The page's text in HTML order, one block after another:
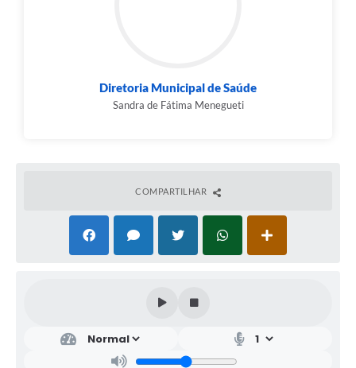
Diretoria Municipal de Saúde
Sandra de Fátima Menegueti
COMPARTILHAR